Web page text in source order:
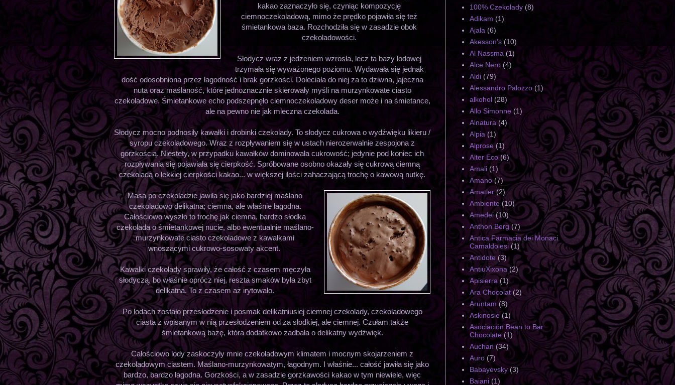
kakao zaznaczyło się, czyniąc kompozycję
ciemnoczekoladową, mimo że prędko pojawiła się też
śmietankowa baza. Rozchodziła się w zasadzie obok
czekoladowości.
Słodycz wraz z jedzeniem wzrosła, lecz ta bazy lodowej
trzymała się wyważonego poziomu. Wydawała się jednak
dość odosobniona przez łagodność i brak gorzkości. Doleciała do niej za to dziwna, jajeczna
nuta oraz maślaność, które jednoznacznie skierowały myśli na murzynkowate ciasto
czekoladowe. Śmietankowe echo podszepnęło ciemnoczekoladowy deser może i na śmietance,
ale na pewno nie jak mleczna czekolada.
Słodycz mocno podnosiły kawałki i drobinki czekolady. To słodycz cukrowa o wydźwięku likieru /
syropu czekoladowego. Wraz z rozpływaniem się w ustach nierozerwalnie zespojona z
gorzkością. Niestety, w przypadku kawałków dominowała cukrowość; jedynie pod koniec ich
rozpływania się pojawiała się cierpkość. Spróbowane osobno okazały się cukrową ciemną
czekoladą o lekkiej cierpkości kakao... w większej ilości zahaczającą trochę o kawową nutkę.
Masa po czekoladzie jawiła się jako bardziej maślano
czekoladowo delikatna; ciemna, ale właśnie łagodna.
Całościowo wyszło to trochę jak ciemna, bardzo słodka
czekolada o śmietankowej nucie, albo ewentualnie maślano-
murzynkowate ciasto czekoladowe z kawałkami
wnoszącymi cukrowo-sosowaty akcent.
Kawałki czekolady sprawiły, że całość z czasem męczyła
słodyczą, bo właśnie oprócz niej, reszta smaków była zbyt
delikatna. To z czasem aż irytowało.
Po lodach zostało przesłodzenie i posmak delikatniusiej ciemnej czekolady, czekoladowego
ciasta z wpisanym w nią przesłodzeniem od za słodkiej, ale ciemnej. Czułam także
śmietankową bazę, która dodatkowo zadbała o delikatny wydźwięk.
Całościowo lody zaskoczyły mnie czekoladowym klimatem i mocnym skojarzeniem z
czekoladowym ciastem. Maślano-murzynkowatym, łagodnym. I właśnie... całość jawiła się jako
bardzo, bardzo łagodna. Gorzkości, a w zasadzie gorzkawości kakao w tym niewiele, więc
100% Czekolady (8)
Adikam (1)
Ajala (6)
Akesson's (10)
Al Nassma (1)
Alce Nero (4)
Aldi (79)
Alessandro Palozzo (1)
alkohol (28)
Allo Simonne (1)
Alnatura (4)
Alpia (1)
Alprose (1)
Alter Eco (6)
Amali (1)
Amano (7)
Amatler (2)
Ambiente (10)
Amedei (10)
Anthon Berg (7)
Antica Farmacia dei Monaci
Camaldolesi (1)
Antidote (3)
AntiuXixona (2)
Apisierra (1)
Ara Chocolat (2)
Aruntam (8)
Askinosie (1)
Asociación Bean to Bar
Chocolate (1)
Auchan (34)
Auro (7)
Babayevsky (3)
Baiani (1)